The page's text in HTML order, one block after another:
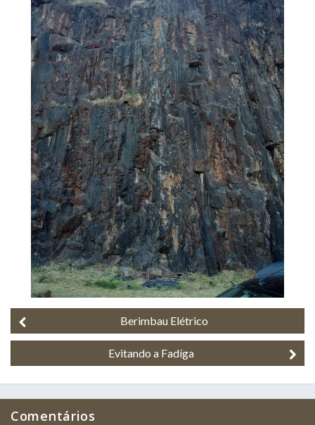
Berimbau Elétrico
Evitando a Fadíga
Comentários